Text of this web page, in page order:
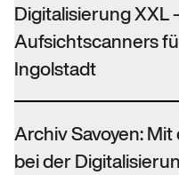
Digitalisierung XXL
Aufsichtscanners
Ingolstadt
Archiv Savoyen:
bei der